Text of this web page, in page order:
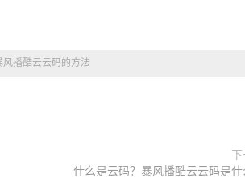
播酷云云码的方法
什么是云码？暴风播酷云云码是什